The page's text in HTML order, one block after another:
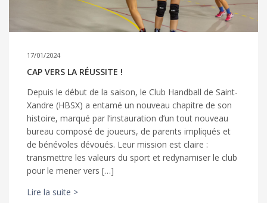
17/01/2024
CAP VERS LA RÉUSSITE !
Depuis le début de la saison, le Club Handball de Saint-
Xandre (HBSX) a entamé un nouveau chapitre de son
histoire, marqué par l’instauration d’un tout nouveau
bureau composé de joueurs, de parents impliqués et
de bénévoles dévoués. Leur mission est claire :
transmettre les valeurs du sport et redynamiser le club
pour le mener vers […]
Lire la suite >